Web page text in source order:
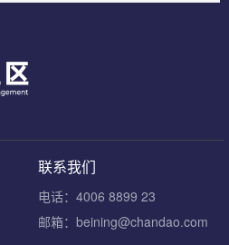
联系我们
电话：4006 8899 23
邮箱：beining@chandao.com